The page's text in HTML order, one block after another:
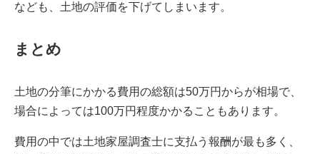
なども、土地の評価を下げてしまいます。
まとめ
土地の分筆にかかる費用の総額は50万円からが相場で、
場合によっては100万円程度かかることもあります。
費用の中では土地家屋調査士に支払う報酬が最も多く、